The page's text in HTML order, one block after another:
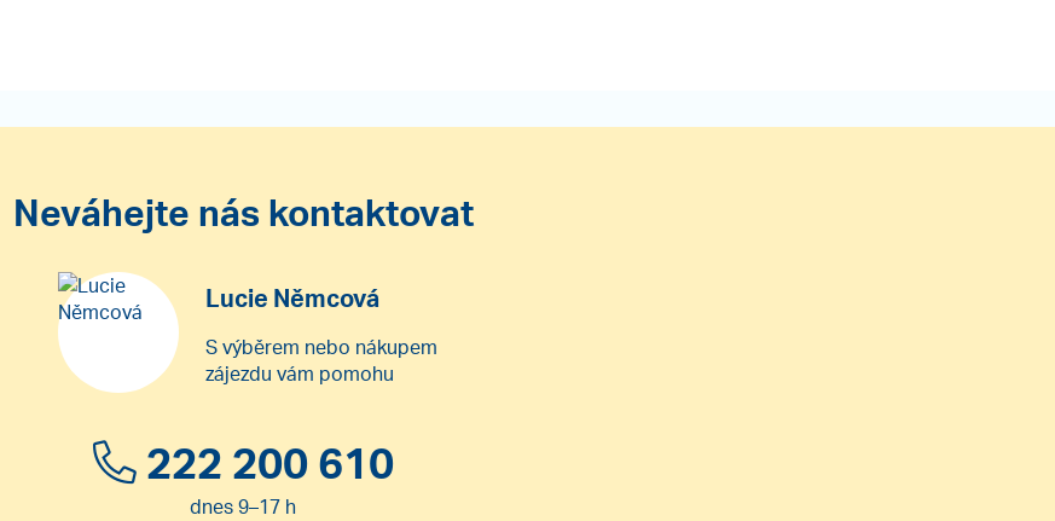
Neváhejte nás kontaktovat
Lucie Němcová
S výběrem nebo nákupem
zájezdu vám pomohu
222 200 610
dnes 9–17 h